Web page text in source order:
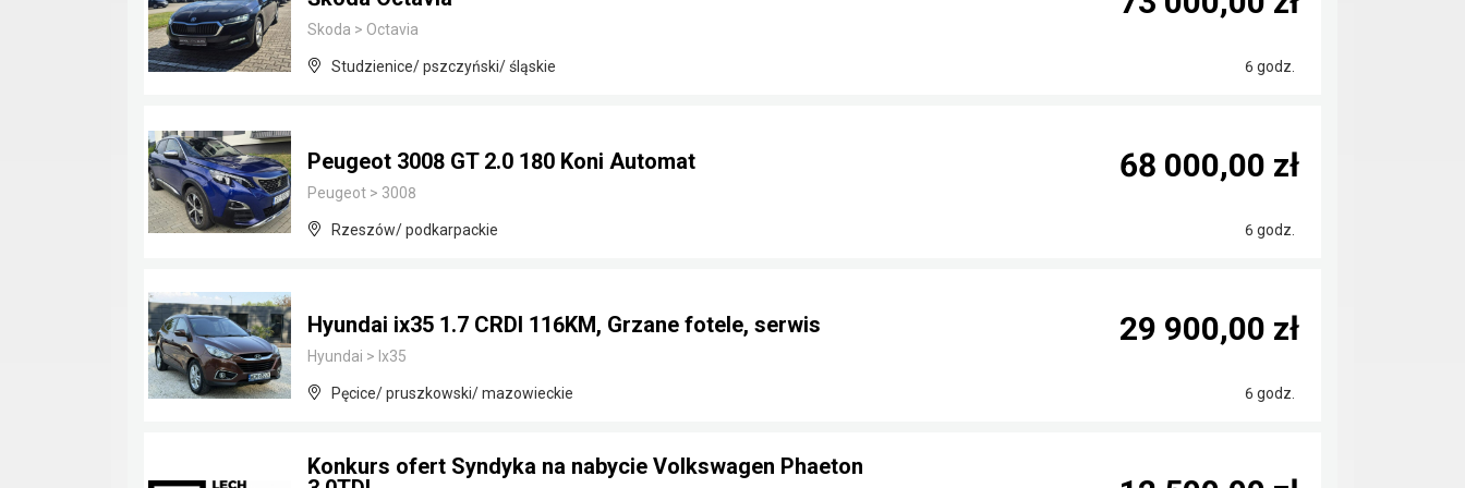
Skoda > Octavia
Studzienice/ pszczyński/ śląskie 6 godz.
Peugeot 3008 GT 2.0 180 Koni Automat
Peugeot > 3008
Rzeszów/ podkarpackie 6 godz.
68 000,00 zł
Hyundai ix35 1.7 CRDI 116KM, Grzane fotele, serwis
Hyundai > Ix35
Pęcice/ pruszkowski/ mazowieckie 6 godz.
29 900,00 zł
Konkurs ofert Syndyka na nabycie Volkswagen Phaeton